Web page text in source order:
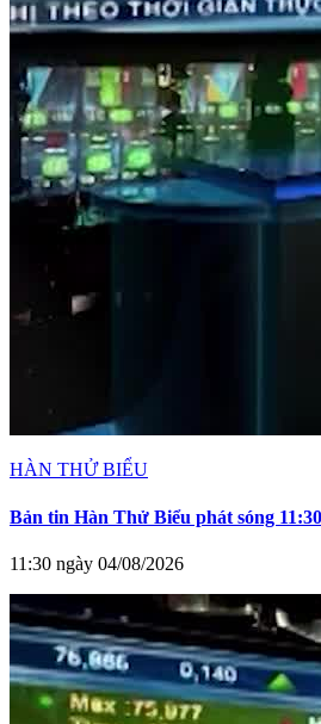
HÀN THỬ BIỂU
Bản tin Hàn Thử Biểu phát sóng
11:30 ngày 04/08/2026